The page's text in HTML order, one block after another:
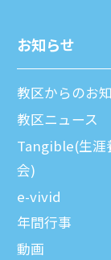
お知らせ
教区からのお
教区ニュース
Tangible(生涯
会)
e-vivid
年間⾏事
動画